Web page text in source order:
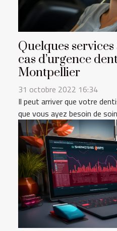
Quelques
cas d’urgence
Montpellier
31 octobre 2022 16:34
Il peut arriver que votre
que vous ayez besoin de